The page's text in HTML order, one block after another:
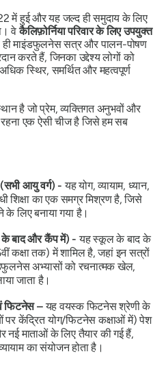
हुई और यह जल्द ही समुदाय के लिए
वेकैलिफ़ोर्निया परिवार के लिए उपयुक्त
माइंडफुलनेस सत्र और पालन-पोषण
करते हैं, जिनका उद्देश्य लोगों को
स्थिर, समर्थित और महत्वपूर्ण
है जो प्रेम, व्यक्तिगत अनुभवों और
रहना एक ऐसी चीज है जिसे हम सब
(सभी आयु वर्ग) -यह योग, व्यायाम, ध्यान,
शिक्षा का एक समग्र मिश्रण है, जिसे
के लिए बनाया गया है।
बाद और कैंप में) -यह स्कूल के बाद के
कक्षा तक) में शामिल है, जहां इन सत्रों
अभ्यासों को रचनात्मक खेल,
जाता है।
फिटनेस –यह वयस्क फिटनेस श्रेणी के
पर केंद्रित योग/फिटनेस कक्षाओं में) पेश
नई माताओं के लिए तैयार की गई हैं,
का संयोजन होता है।